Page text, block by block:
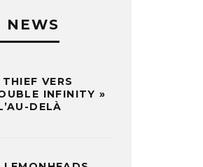
NEWS
VERS
INFINITY »
DELÀ